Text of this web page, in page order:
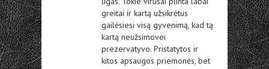
greitai ir kartą užsikrėtus
gailėsiesi visą gyvenimą, kad tą
kartą neužsimovei
prezervatyvo. Pristatytos ir
kitos apsaugos priemonės, bet